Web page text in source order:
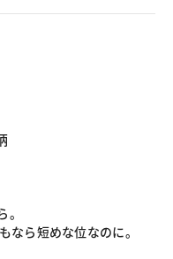
なら短めな位なのに。